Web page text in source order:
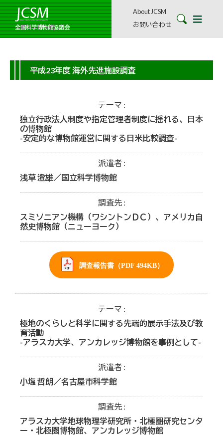
全国科学博物館協議会
About JCSM
お問い合わせ
平成23年度 海外先進施設調査
テーマ
独立行政法人制度や指定管理者制度に揺れる、日本
の博物館
-安定的な博物館運営に関する日米比較調査-
派遣者
浅草 澄雄／国立科学博物館
調査先
スミソニアン機構（ワシントンＤＣ）、アメリカ自
然史博物館（ニューヨーク）
調査報告書（PDF 494KB）
テーマ
極地のくらしと科学に関する先端的展示手法及び教
育活動
-アラスカ大学、アンカレッジ博物館を事例として-
派遣者
小塩 哲朗／名古屋市科学館
調査先
アラスカ大学地球物理学研究所・北極圏研究センタ
ー・北極圏博物館、アンカレッジ博物館